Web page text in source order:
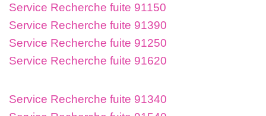
Service Recherche fuite 91150
Service Recherche fuite 91390
Service Recherche fuite 91250
Service Recherche fuite 91620
Service Recherche fuite 91340